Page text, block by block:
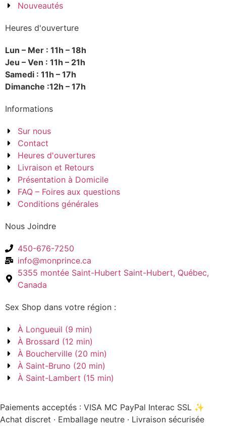
Nouveautés
Heures d'ouverture
Lun – Mer : 11h – 18h
Jeu – Ven : 11h – 21h
Samedi : 11h – 17h
Dimanche :12h – 17h
Informations
Sur nous
Contact
Heures d'ouvertures
Livraison et Retours
Présentation à Domicile
FAQ – Foires aux questions
Conditions générales
Nous Joindre
450-676-7250
info@monprince.ca
5355 montée Saint-Hubert Saint-Hubert, Québec,
Canada
Sex Shop dans votre région :
À Longueuil (9 min)
À Brossard (12 min)
À Boucherville (20 min)
À Saint-Bruno (20 min)
À Saint-Lambert (15 min)
Paiements acceptés : VISA MC PayPal Interac SSL ✨
Achat discret · Emballage neutre · Livraison sécurisée